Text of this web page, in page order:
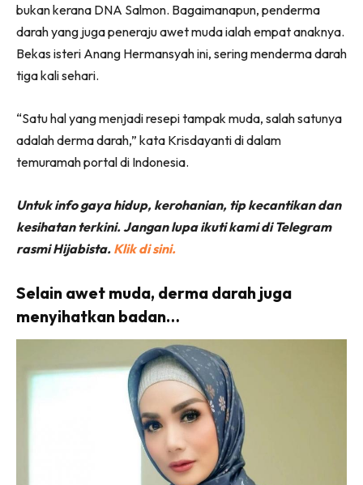
bukan kerana DNA Salmon. Bagaimanapun, penderma
darah yang juga peneraju awet muda ialah empat anaknya.
Bekas isteri Anang Hermansyah ini, sering menderma darah
tiga kali sehari.
“Satu hal yang menjadi resepi tampak muda, salah satunya
adalah derma darah,” kata Krisdayanti di dalam
temuramah portal di Indonesia.
Untuk info gaya hidup, kerohanian, tip kecantikan dan
kesihatan terkini. Jangan lupa ikuti kami di Telegram
rasmi Hijabista. Klik di sini.
Selain awet muda, derma darah juga
menyihatkan badan…